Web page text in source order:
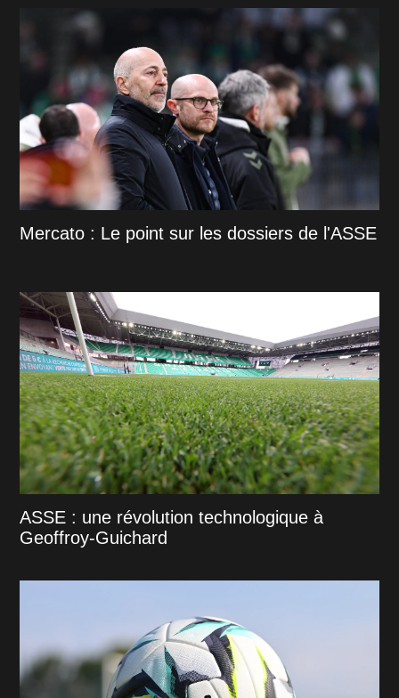
Mercato : Le point sur les dossiers de l'ASSE
ASSE : une révolution technologique à
Geoffroy-Guichard